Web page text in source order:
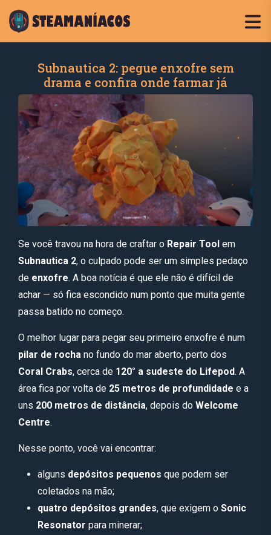
Subnautica 2: pegue enxofre sem
drama e confira onde farmar já
Se você travou na hora de craftar o Repair Tool em
Subnautica 2, o culpado pode ser um simples pedaço
de enxofre. A boa notícia é que ele não é difícil de
achar — só fica escondido num ponto que muita gente
passa batido no começo.
O melhor lugar para pegar seu primeiro enxofre é num
pilar de rocha no fundo do mar aberto, perto dos
Coral Crabs, cerca de 120° a sudeste do Lifepod. A
área fica por volta de 25 metros de profundidade e a
uns 200 metros de distância, depois do Welcome
Centre.
Nesse ponto, você vai encontrar:
alguns depósitos pequenos que podem ser
coletados na mão;
quatro depósitos grandes, que exigem o Sonic
Resonator para minerar;